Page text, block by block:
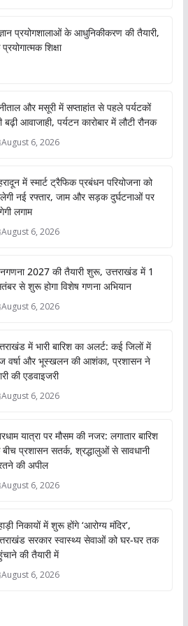
प्रयोगशालाओं के आधुनिकीकरण की तैयारी,
शिक्षा
और मसूरी में सप्ताहांत से पहले पर्यटकों
बढ़ी आवाजाही, पर्यटन कारोबार में लौटी रौनक
August 6, 2026
में स्मार्ट ट्रैफिक प्रबंधन परियोजना को
नई रफ्तार, जाम और सड़क दुर्घटनाओं पर
लगाम
August 6, 2026
2027 की तैयारी शुरू, उत्तराखंड में 1
से शुरू होगा विशेष गणना अभियान
August 6, 2026
में भारी बारिश का अलर्ट: कई जिलों में
वर्षा और भूस्खलन की आशंका, प्रशासन ने
की एडवाइजरी
August 6, 2026
यात्रा पर मौसम की नजर: लगातार बारिश
प्रशासन सतर्क, श्रद्धालुओं से सावधानी
की अपील
August 6, 2026
निकायों में शुरू होंगे ‘आरोग्य मंदिर’,
सरकार स्वास्थ्य सेवाओं को घर-घर तक
की तैयारी में
August 6, 2026